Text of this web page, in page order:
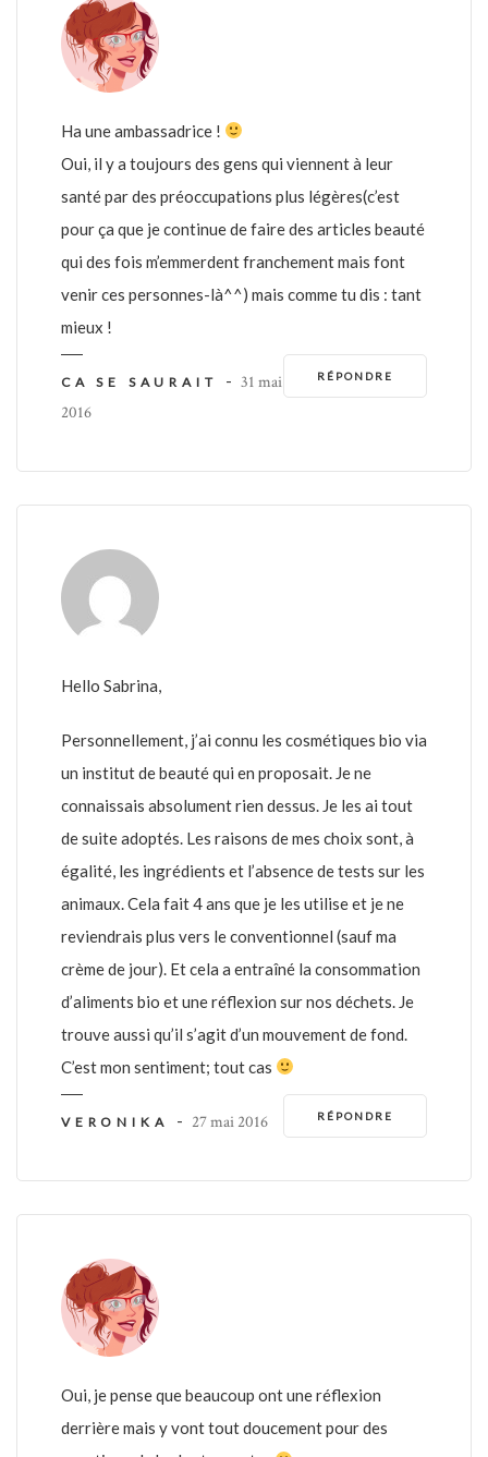
Ha une ambassadrice !
Oui, il y a toujours des gens qui viennent à leur
santé par des préoccupations plus légères(c’est
pour ça que je continue de faire des articles beauté
qui des fois m’emmerdent franchement mais font
venir ces personnes-là^^) mais comme tu dis : tant
mieux !
RÉPONDRE
CA SE SAURAIT - 31 mai
2016
Hello Sabrina,
Personnellement, j’ai connu les cosmétiques bio via
un institut de beauté qui en proposait. Je ne
connaissais absolument rien dessus. Je les ai tout
de suite adoptés. Les raisons de mes choix sont, à
égalité, les ingrédients et l’absence de tests sur les
animaux. Cela fait 4 ans que je les utilise et je ne
reviendrais plus vers le conventionnel (sauf ma
crème de jour). Et cela a entraîné la consommation
d’aliments bio et une réflexion sur nos déchets. Je
trouve aussi qu’il s’agit d’un mouvement de fond.
C’est mon sentiment; tout cas
RÉPONDRE
VERONIKA - 27 mai 2016
Oui, je pense que beaucoup ont une réflexion
derrière mais y vont tout doucement pour des